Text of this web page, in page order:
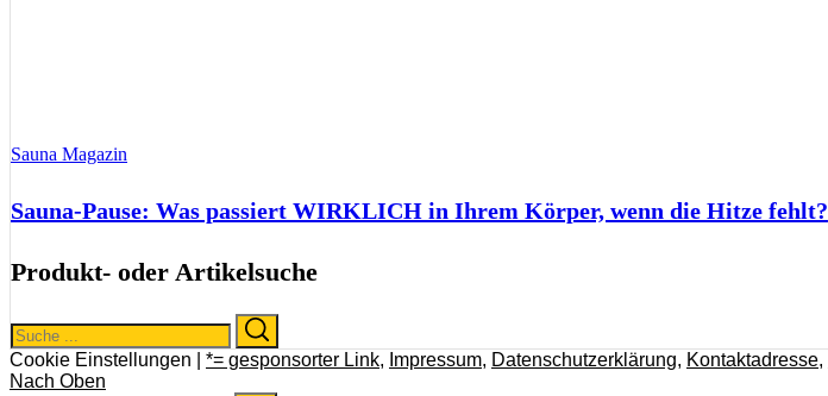
Sauna Magazin
Sauna-Pause: Was passiert WIRKLICH in Ihrem Körper, wenn die Hitze fehlt?
Produkt- oder Artikelsuche
Search
for:
Cookie Einstellungen | *= gesponsorter Link, Impressum, Datenschutzerklärung, Kontaktadresse,
Nach Oben